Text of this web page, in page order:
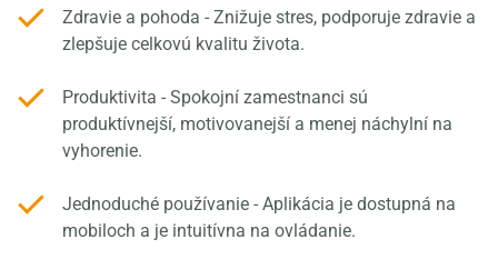
Zdravie a pohoda - Znižuje stres, podporuje zdravie a
zlepšuje celkovú kvalitu života.
Produktivita - Spokojní zamestnanci sú
produktívnejší, motivovanejší a menej náchylní na
vyhorenie.
Jednoduché používanie - Aplikácia je dostupná na
mobiloch a je intuitívna na ovládanie.